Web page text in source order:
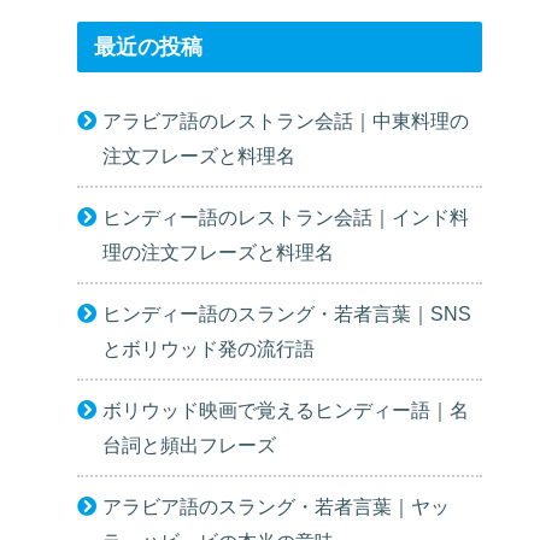
最近の投稿
アラビア語のレストラン会話｜中東料理の
注文フレーズと料理名
ヒンディー語のレストラン会話｜インド料
理の注文フレーズと料理名
ヒンディー語のスラング・若者言葉｜SNS
とボリウッド発の流行語
ボリウッド映画で覚えるヒンディー語｜名
台詞と頻出フレーズ
アラビア語のスラング・若者言葉｜ヤッ